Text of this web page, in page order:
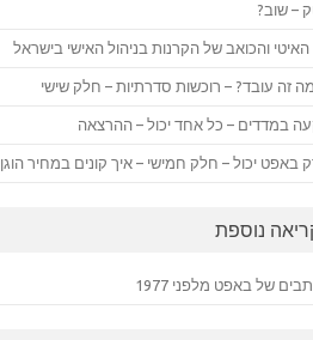
– שוב?
האיטי והכואב של הקרנות בניהול האישי בישראל
זה עובד? – רוכשות סדרתיות – חלק שישי
במדדים – כל אחד יכול – ההרצאה
באפט יכול – חלק חמישי – איך קונים במחיר הוגן
נוספת
של באפט מלפני 1977